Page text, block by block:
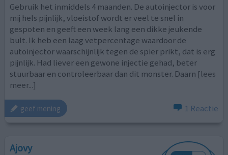
Gebruik het inmiddels 4 maanden. De autoinjector is voor
mij hels pijnlijk, vloeistof wordt er veel te snel in
gespoten en geeft een week lang een dikke jeukende
bult. Ik heb een laag vetpercentage waardoor de
autoinjector waarschijnlijk tegen de spier prikt, dat is erg
pijnlijk. Had liever een gewone injectie gehad, beter
stuurbaar en controleerbaar dan dit monster. Daarn [lees
meer...]
geef mening 1 Reactie
Ajovy